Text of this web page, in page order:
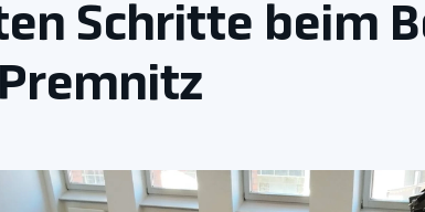
Schritte beim